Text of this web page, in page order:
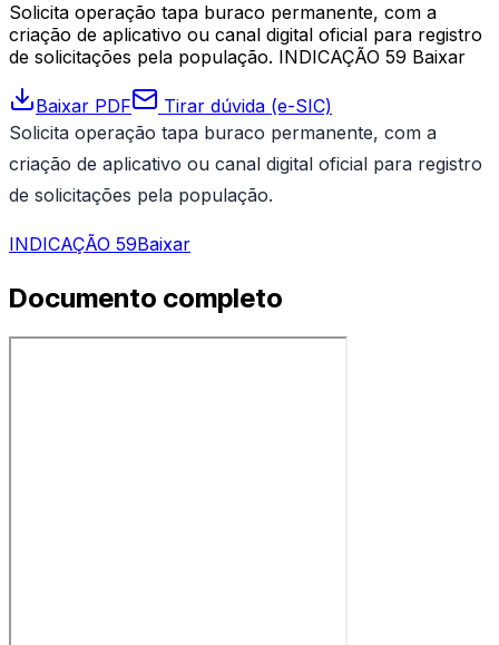
Solicita operação tapa buraco permanente, com a
criação de aplicativo ou canal digital oficial para registro
de solicitações pela população. INDICAÇÃO 59 Baixar
Baixar PDF
Tirar dúvida (e-SIC)
Solicita operação tapa buraco permanente, com a
criação de aplicativo ou canal digital oficial para registro
de solicitações pela população.
INDICAÇÃO 59Baixar
Documento completo